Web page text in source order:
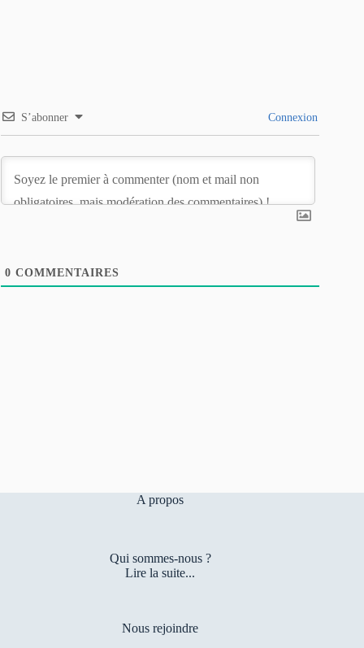
S’abonner Connexion
0 COMMENTAIRES
A propos
Qui sommes-nous ?
Lire la suite...
Nous rejoindre